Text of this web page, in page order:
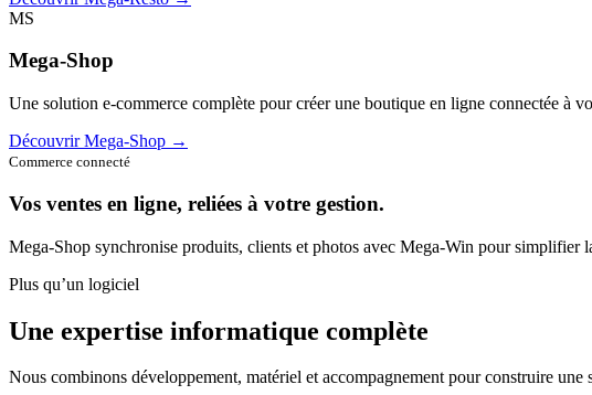
MS
Mega-Shop
Une solution e-commerce complète pour créer une boutique en ligne connectée à
Découvrir Mega-Shop →
Commerce connecté
Vos ventes en ligne, reliées à votre gestion.
Mega-Shop synchronise produits, clients et photos avec Mega-Win pour simplifier
Plus qu’un logiciel
Une expertise informatique complète
Nous combinons développement, matériel et accompagnement pour construire une